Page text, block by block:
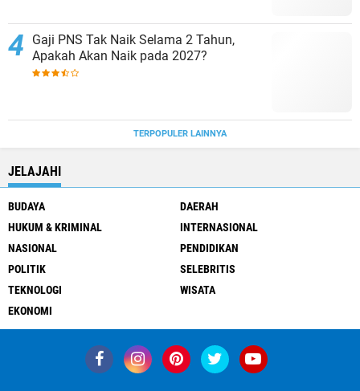
Gaji PNS Tak Naik Selama 2 Tahun,
Apakah Akan Naik pada 2027?
TERPOPULER LAINNYA
JELAJAHI
BUDAYA
DAERAH
HUKUM & KRIMINAL
INTERNASIONAL
NASIONAL
PENDIDIKAN
POLITIK
SELEBRITIS
TEKNOLOGI
WISATA
EKONOMI